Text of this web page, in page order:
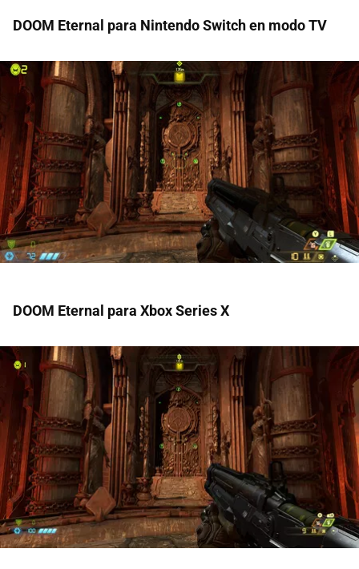
DOOM Eternal para Nintendo Switch en modo TV
DOOM Eternal para Xbox Series X